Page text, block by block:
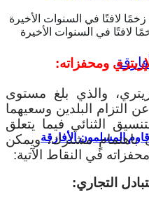
المسلمون الأفارقة
لافتًا في السنوات الأخيرة
ومحفزاته:
والذي بلغ مستوى
التزام البلدين وسعيهما
الثنائي فيما يتعلق
باهتمامٍ مشترك، ويمكن
في النقاط الآتية: